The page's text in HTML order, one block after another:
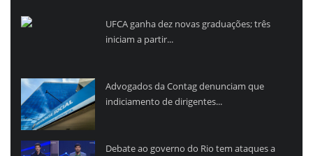
UFCA ganha dez novas graduações; três
iniciam a partir...
Advogados da Contag denunciam que
indiciamento de dirigentes...
Debate ao governo do Rio tem ataques a